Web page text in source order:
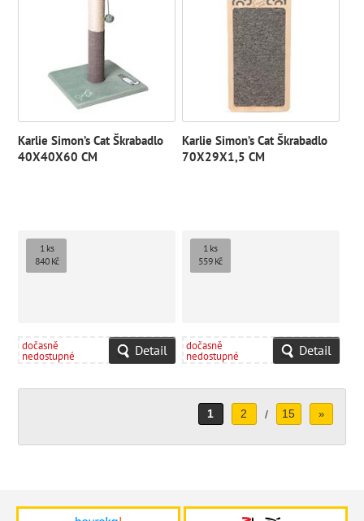
Karlie Simon’s Cat Škrabadlo
40X40X60 CM
1 ks
840 Kč
dočasně
nedostupné Detail
Karlie Simon’s Cat Škrabadlo
70X29X1,5 CM
1 ks
559 Kč
dočasně
nedostupné Detail
1 2 / 15 »